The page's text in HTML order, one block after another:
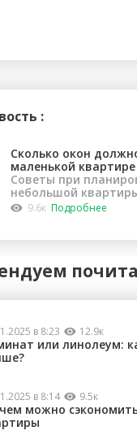
:
Сколько окон
маленькой квартире
Советы при
небольшой
9.6к Подробнее
в 8:23 12.9к
или линолеум:
в 8:14 9.5к
можно